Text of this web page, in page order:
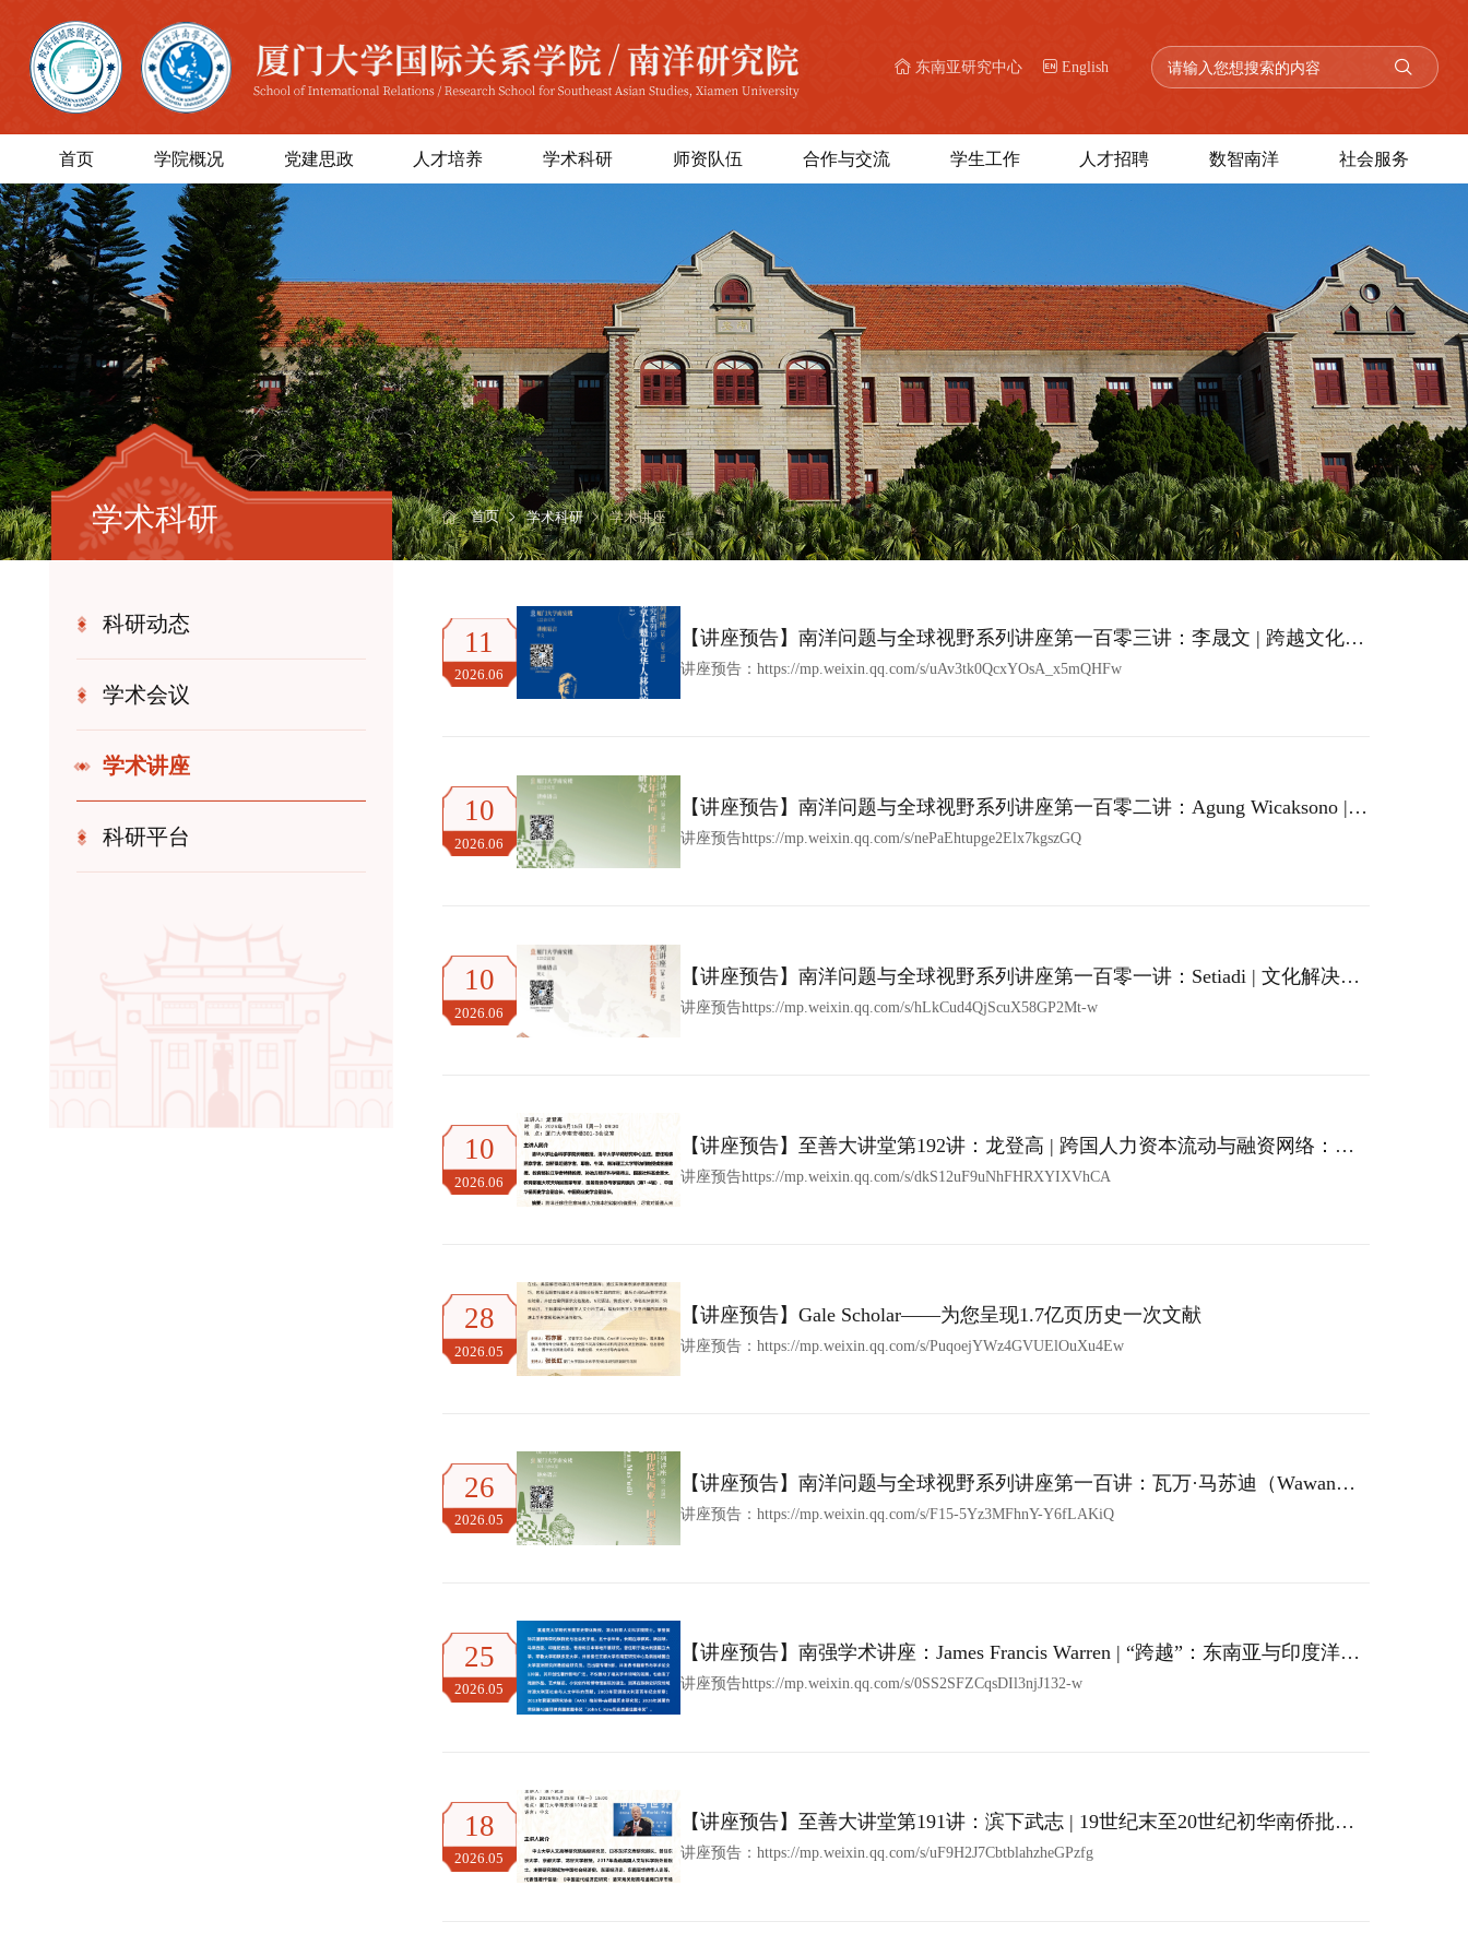
东南亚研究中心 English
首页 学院概况 党建思政 人才培养 学术科研 师资队伍 合作与交流 学生工作 人才招聘 数智南洋 社会服务
学术科研
科研动态
学术会议
学术讲座
科研平台
首页 学术科研 学术讲座
11
2026.06
【讲座预告】南洋问题与全球视野系列讲座第一百零三讲：李晟文 | 跨越文化藩
篱：加拿大魁北克华人移民的历史与现状
讲座预告：https://mp.weixin.qq.com/s/uAv3tk0QcxYOsA_x5mQHFw
10
2026.06
【讲座预告】南洋问题与全球视野系列讲座第一百零二讲：Agung Wicaksono |
农业结构与农村青年志向：印度尼西亚中爪哇省的个案研究
讲座预告https://mp.weixin.qq.com/s/nePaEhtupge2Elx7kgszGQ
10
2026.06
【讲座预告】南洋问题与全球视野系列讲座第一百零一讲：Setiadi | 文化解决方
案：人文学科在公共政策与社会转型中的战略作用
讲座预告https://mp.weixin.qq.com/s/hLkCud4QjScuX58GP2Mt-w
10
2026.06
【讲座预告】至善大讲堂第192讲：龙登高 | 跨国人力资本流动与融资网络：基
于侨批与契约移民的考察
讲座预告https://mp.weixin.qq.com/s/dkS12uF9uNhFHRXYIXVhCA
28
2026.05
【讲座预告】Gale Scholar——为您呈现1.7亿页历史一次文献
讲座预告：https://mp.weixin.qq.com/s/PuqoejYWz4GVUElOuXu4Ew
26
2026.05
【讲座预告】南洋问题与全球视野系列讲座第一百讲：瓦万·马苏迪（Wawan
Mas’udi）|普拉博沃治下的印度尼西亚：国家主导的发展战略与雄心
讲座预告：https://mp.weixin.qq.com/s/F15-5Yz3MFhnY-Y6fLAKiQ
25
2026.05
【讲座预告】南强学术讲座：James Francis Warren | “跨越”：东南亚与印度洋史
研究方法与实践
讲座预告https://mp.weixin.qq.com/s/0SS2SFZCqsDIl3njJ132-w
18
2026.05
【讲座预告】至善大讲堂第191讲：滨下武志 | 19世纪末至20世纪初华南侨批金
融和贸易网络
讲座预告：https://mp.weixin.qq.com/s/uF9H2J7CbtblahzheGPzfg